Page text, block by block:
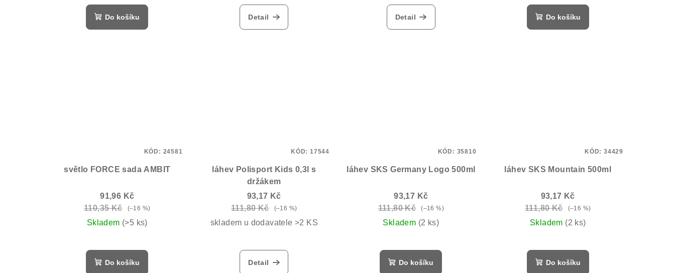
Do košíku Detail Detail Do košíku
světlo FORCE sada AMBIT
91,96 Kč
110,35 Kč
(–16 %)
Skladem (>5 ks)
Do košíku
KÓD: 24581
láhev Polisport Kids 0,3l s
držákem
93,17 Kč
111,80 Kč
(–16 %)
skladem u dodavatele >2 KS
Detail
KÓD: 17544
láhev SKS Germany Logo 500ml
93,17 Kč
111,80 Kč
(–16 %)
Skladem (2 ks)
Do košíku
KÓD: 35810
láhev SKS Mountain 500ml
93,17 Kč
111,80 Kč
(–16 %)
Skladem (2 ks)
Do košíku
KÓD: 34429